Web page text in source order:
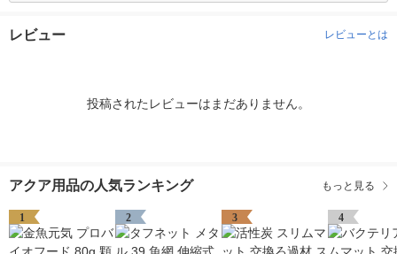
レビュー レビューとは
投稿されたレビューはまだありません。
アクア用品の人気ランキング もっと見る
1 2 3 4